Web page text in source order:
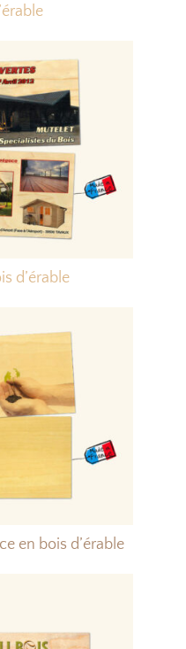
d’érable
en bois d’érable